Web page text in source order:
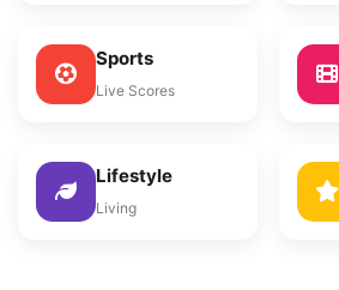
Sports
Live Scores
Lifestyle
Living